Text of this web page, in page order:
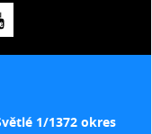
1/1372 okres